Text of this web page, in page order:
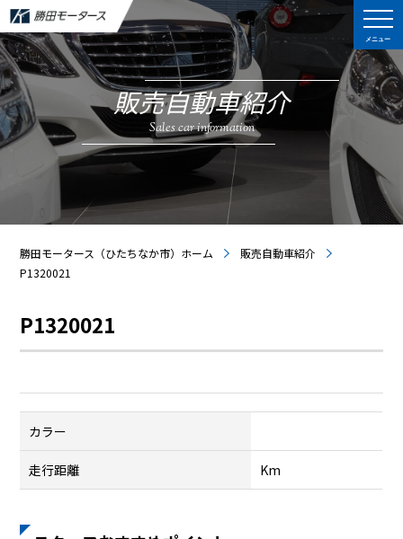
メニュー
販売自動車紹介
Sales car information
勝田モータース（ひたちなか市）ホーム
販売自動車紹介
P1320021
P1320021
カラー
走行距離 Km